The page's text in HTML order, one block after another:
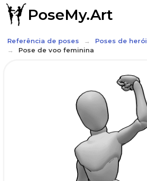
PoseMy.Art
Referência de poses
Poses de herói
Pose de voo feminina